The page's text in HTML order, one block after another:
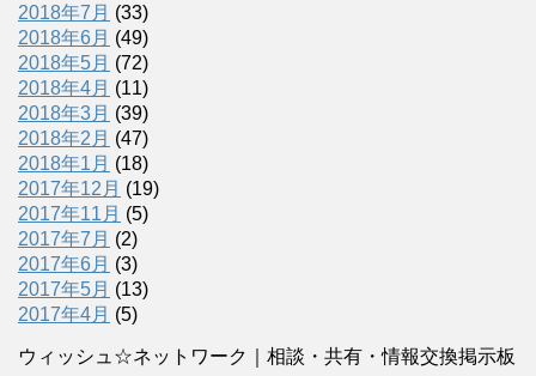
2018年7月 (33)
2018年6月 (49)
2018年5月 (72)
2018年4月 (11)
2018年3月 (39)
2018年2月 (47)
2018年1月 (18)
2017年12月 (19)
2017年11月 (5)
2017年7月 (2)
2017年6月 (3)
2017年5月 (13)
2017年4月 (5)
ウィッシュ☆ネットワーク｜相談・共有・情報交換掲示板